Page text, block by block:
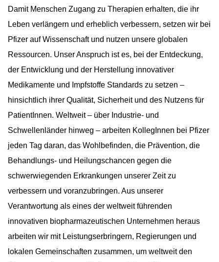
Damit Menschen Zugang zu Therapien erhalten, die ihr
Leben verlängern und erheblich verbessern, setzen wir bei
Pfizer auf Wissenschaft und nutzen unsere globalen
Ressourcen. Unser Anspruch ist es, bei der Entdeckung,
der Entwicklung und der Herstellung innovativer
Medikamente und Impfstoffe Standards zu setzen –
hinsichtlich ihrer Qualität, Sicherheit und des Nutzens für
PatientInnen. Weltweit – über Industrie- und
Schwellenländer hinweg – arbeiten KollegInnen bei Pfizer
jeden Tag daran, das Wohlbefinden, die Prävention, die
Behandlungs- und Heilungschancen gegen die
schwerwiegenden Erkrankungen unserer Zeit zu
verbessern und voranzubringen. Aus unserer
Verantwortung als eines der weltweit führenden
innovativen biopharmazeutischen Unternehmen heraus
arbeiten wir mit Leistungserbringern, Regierungen und
lokalen Gemeinschaften zusammen, um weltweit den